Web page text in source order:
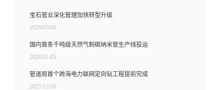
宝石管业深化管理加快转型升级
2026/03/06
国内首条千吨级天然气制碳纳米管生产线投运
2026/01/05
管道局首个跨海电力联网定向钻工程提前完成
2025/12/16